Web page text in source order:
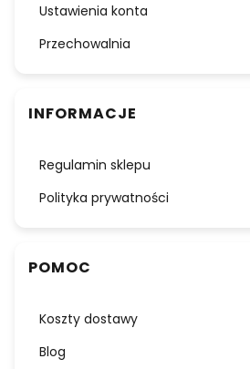
Ustawienia konta
Przechowalnia
INFORMACJE
Regulamin sklepu
Polityka prywatności
POMOC
Koszty dostawy
Blog